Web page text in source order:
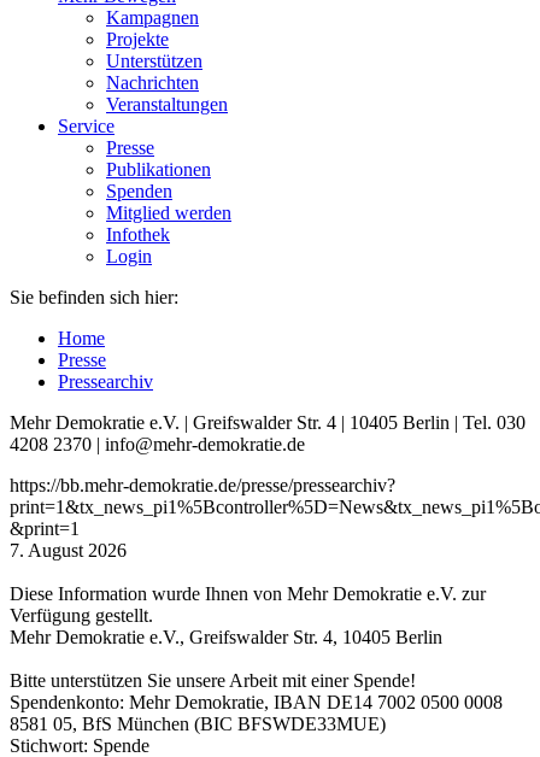
Kampagnen
Projekte
Unterstützen
Nachrichten
Veranstaltungen
Service
Presse
Publikationen
Spenden
Mitglied werden
Infothek
Login
Sie befinden sich hier:
Home
Presse
Pressearchiv
Mehr Demokratie e.V. | Greifswalder Str. 4 | 10405 Berlin | Tel. 030
4208 2370 | info@mehr-demokratie.de
https://bb.mehr-demokratie.de/presse/pressearchiv?
&print=1
7. August 2026
Diese Information wurde Ihnen von Mehr Demokratie e.V. zur
Verfügung gestellt.
Mehr Demokratie e.V., Greifswalder Str. 4, 10405 Berlin
Bitte unterstützen Sie unsere Arbeit mit einer Spende!
Spendenkonto: Mehr Demokratie, IBAN DE14 7002 0500 0008
8581 05, BfS München (BIC BFSWDE33MUE)
Stichwort: Spende